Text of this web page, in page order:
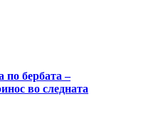
по бербата –
во следната